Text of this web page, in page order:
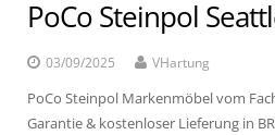
PoCo Steinpol
03/09/2025 VHartung
PoCo Steinpol Markenmöbel vom
Garantie & kostenloser Lieferung in